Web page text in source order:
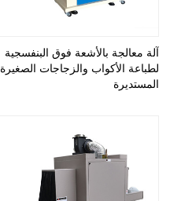
آلة معالجة بالأشعة فوق البنفسجية
لطباعة الأكواب والزجاجات الصغيرة
المستديرة